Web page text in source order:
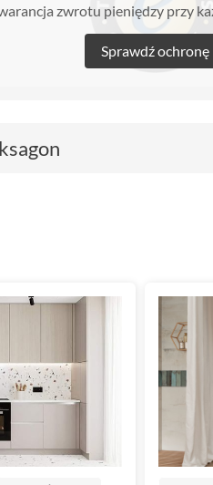
zwrotu pieniędzy przy
Sprawdź ochronę